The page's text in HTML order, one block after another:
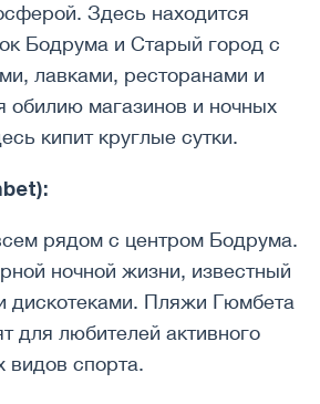
Здесь находится
Бодрума и Старый город с
лавками, ресторанами и
обилию магазинов и ночных
кипит круглые сутки.
рядом с центром Бодрума.
ночной жизни, известный
дискотеками. Пляжи Гюмбета
для любителей активного
видов спорта.